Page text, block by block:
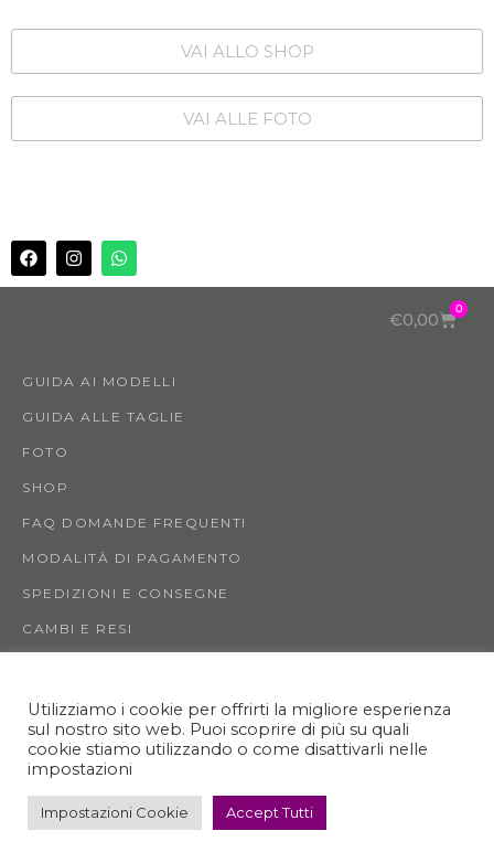
VAI ALLO SHOP
VAI ALLE FOTO
€0,00
0
GUIDA AI MODELLI
GUIDA ALLE TAGLIE
FOTO
SHOP
FAQ DOMANDE FREQUENTI
MODALITÀ DI PAGAMENTO
SPEDIZIONI E CONSEGNE
CAMBI E RESI
TERMINI E CONDIZIONI DI VENDITA
PRIVACY E COOKIE POLICY
LA BOUTIQUE DI BORIO PIA BEATRICE – LESTWIGGY ®
VIA NINO TARANTO 30, 00125 ROME (ITALY)
VAT IT13351141000
Utilizziamo i cookie per offrirti la migliore esperienza
sul nostro sito web. Puoi scoprire di più su quali
cookie stiamo utilizzando o come disattivarli nelle
impostazioni
Impostazioni Cookie Accept Tutti